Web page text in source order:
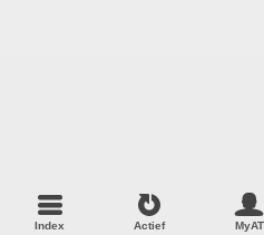
Index Actief MyAT